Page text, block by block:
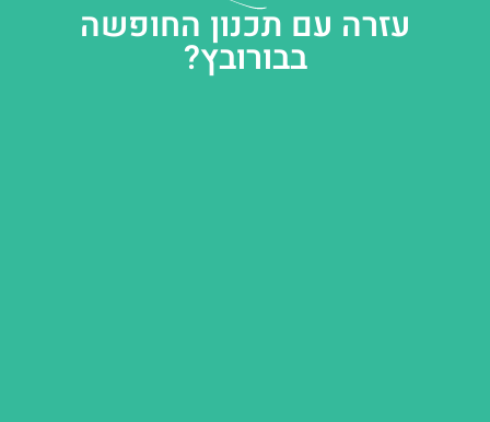
עזרה עם תכנון החופשה
בבורובץ?